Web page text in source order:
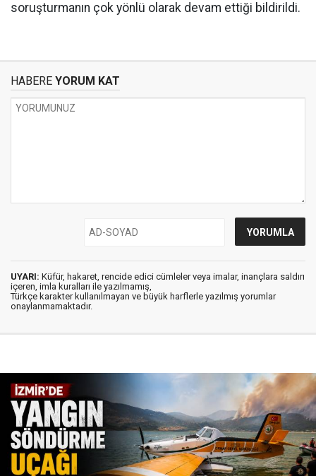
soruşturmanın çok yönlü olarak devam ettiği bildirildi.
HABERE YORUM KAT
UYARI: Küfür, hakaret, rencide edici cümleler veya imalar, inançlara saldırı
içeren, imla kuralları ile yazılmamış,
Türkçe karakter kullanılmayan ve büyük harflerle yazılmış yorumlar
onaylanmamaktadır.